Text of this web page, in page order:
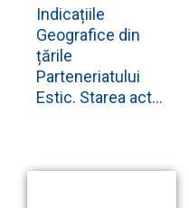
Indicațiile
Geografice din
țările
Parteneriatului
Estic. Starea act...